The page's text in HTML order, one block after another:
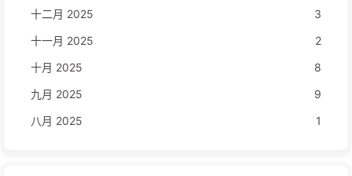
十二月 2025
3
十一月 2025
2
十月 2025
8
九月 2025
9
八月 2025
1